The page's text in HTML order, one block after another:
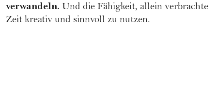
verwandeln. Und die Fähigkeit, allein verbrachte
Zeit kreativ und sinnvoll zu nutzen.